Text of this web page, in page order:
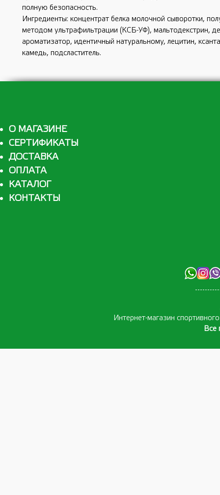
полную безопасность.
Ингредиенты: концентрат белка молочной сыворотки,
методом ультрафильтрации (КСБ-УФ), мальтодекстрин,
ароматизатор, идентичный натуральному, лецитин,
камедь, подсластитель.
О МАГАЗИНЕ
СЕРТИФИКАТЫ
ДОСТАВКА
ОПЛАТА
КАТАЛОГ
КОНТАКТЫ
Интернет-магазин
Все